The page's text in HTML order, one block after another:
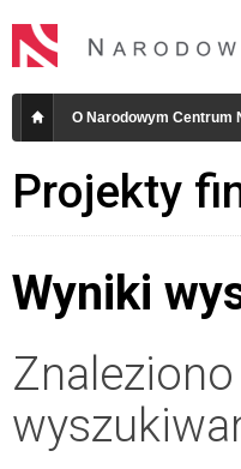
O Narodowym Centrum
Projekty
Wyniki